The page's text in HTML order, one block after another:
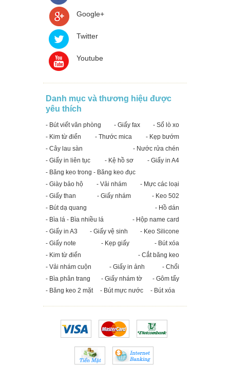
Google+
Twitter
Youtube
Danh mục và thương hiệu được
yêu thích
- Bút viết văn phòng - Giấy fax
- Sổ lò xo
- Kim từ điển
- Thước mica
- Kẹp bướm
- Cây lau sàn
- Nước rửa chén
- Giấy in liên tục
- Kệ hồ sơ
- Giấy in A4
- Băng keo trong - Băng keo đục
- Giày bảo hộ
- Vải nhám
- Mực các loại
- Giấy than
- Giấy nhám
- Keo 502
- Bút dạ quang
- Hồ dán
- Bìa lá - Bìa nhiều lá
- Hộp name card
- Giấy in A3
- Giấy vệ sinh
- Keo Silicone
- Giấy note
- Kẹp giấy
- Bút xóa
- Kim từ điển
- Cắt băng keo
- Vải nhám cuộn
- Giấy in ảnh
- Chổi
- Bìa phân trang
- Giấy nhám tờ
- Gôm tẩy
- Băng keo 2 mặt
- Bút mực nước - Bút xóa